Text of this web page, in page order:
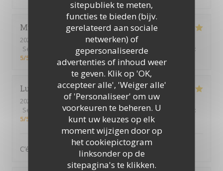
sitepubliek te meten,
functies te bieden (bijv.
gerelateerd aan sociale
netwerken) of
gepersonaliseerde
advertenties of inhoud weer
te geven. Klik op 'OK,
accepteer alle', 'Weiger alle'
of 'Personaliseer' om uw
voorkeuren te beheren. U
kunt uw keuzes op elk
moment wijzigen door op
het cookiepictogram
linksonder op de
sitepagina's te klikken.
Muriel
2026-03-28
- 12:15 - Gasten 2
Service
Atmosfeer:3/5 Keuken:5/5
:
5/5
Lucie
2026-03-26
- 12:00 - Gasten 2
Service
Atmosfeer:5/5 Keuken: 5/5 Kwaliteit / Prijs
:
5/5
C’était très bon, comme d’habitude !